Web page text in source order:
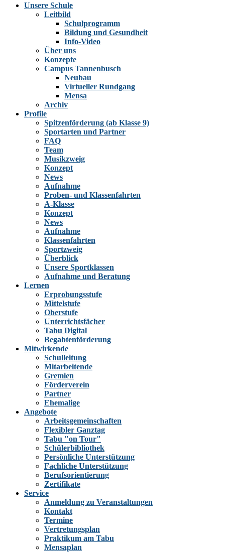
Unsere Schule
Leitbild
Schulprogramm
Bildung und Gesundheit
Info-Video
Über uns
Konzepte
Campus Tannenbusch
Neubau
Virtueller Rundgang
Mensa
Archiv
Profile
Spitzenförderung (ab Klasse 9)
Sportarten und Partner
FAQ
Team
Musikzweig
Konzept
News
Aufnahme
Proben- und Klassenfahrten
A-Klasse
Konzept
News
Aufnahme
Klassenfahrten
Sportzweig
Überblick
Unsere Sportklassen
Aufnahme und Beratung
Lernen
Erprobungsstufe
Mittelstufe
Oberstufe
Unterrichtsfächer
Tabu Digital
Begabtenförderung
Mitwirkende
Schulleitung
Mitarbeitende
Gremien
Förderverein
Partner
Ehemalige
Angebote
Arbeitsgemeinschaften
Flexibler Ganztag
Tabu "on Tour"
Schülerbibliothek
Persönliche Unterstützung
Fachliche Unterstützung
Berufsorientierung
Zertifikate
Service
Anmeldung zu Veranstaltungen
Kontakt
Termine
Vertretungsplan
Praktikum am Tabu
Mensaplan